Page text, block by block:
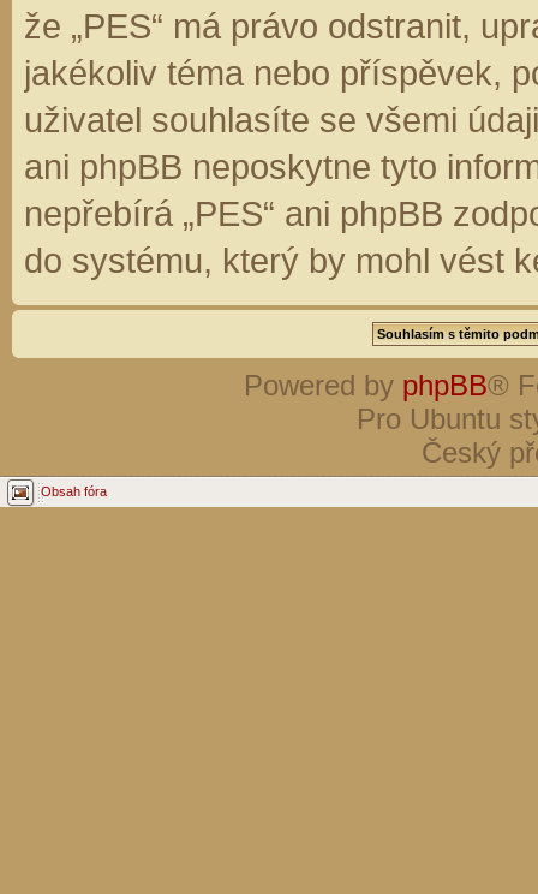
že „PES“ má právo odstranit,
jakékoliv téma nebo příspěvek,
uživatel souhlasíte se všemi
ani phpBB neposkytne tyto
nepřebírá „PES“ ani phpBB
do systému, který by mohl vést
Powered by phpBB®
Pro Ubuntu
Český
Obsah fóra